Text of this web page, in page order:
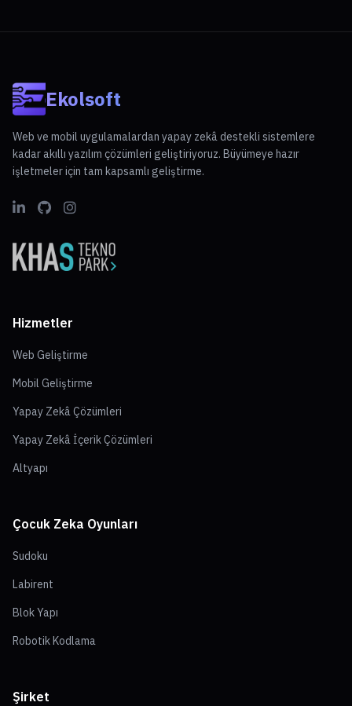
Ekolsoft
Web ve mobil uygulamalardan yapay zekâ destekli sistemlere
kadar akıllı yazılım çözümleri geliştiriyoruz. Büyümeye hazır
işletmeler için tam kapsamlı geliştirme.
Hizmetler
Web Geliştirme
Mobil Geliştirme
Yapay Zekâ Çözümleri
Yapay Zekâ İçerik Çözümleri
Altyapı
Çocuk Zeka Oyunları
Sudoku
Labirent
Blok Yapı
Robotik Kodlama
Şirket